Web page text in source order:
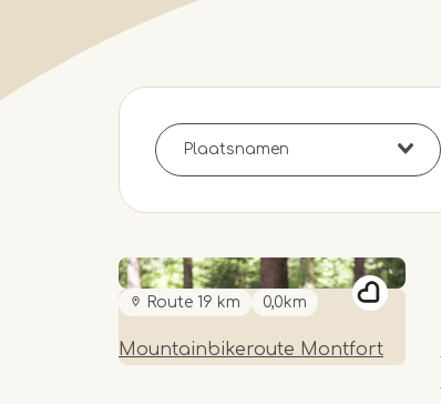
Route 19 km 0,0km
Mountainbikeroute Montfort